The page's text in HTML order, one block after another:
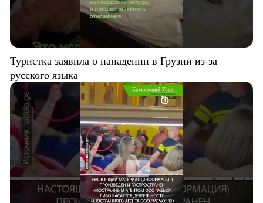
Туристка заявила о нападении в Грузии из-за
русского языка